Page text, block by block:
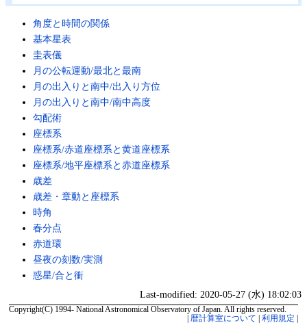
角度と時間の関係
基本星表
圭表儀
月の公転運動/最北と最南
月の出入りと南中/出入り方位
月の出入りと南中/南中高度
勾配術
座標系
座標系/赤道座標系と黄道座標系
座標系/地平座標系と赤道座標系
歳差
歳差・章動と座標系
時角
春分点
赤道環
昼夜の刻数/実測
惑星/合と衝
Last-modified: 2020-05-27 (水) 18:02:03
Copyright(C) 1994- National Astronomical Observatory of Japan. All rights reserved.
暦計算室について 利用規定